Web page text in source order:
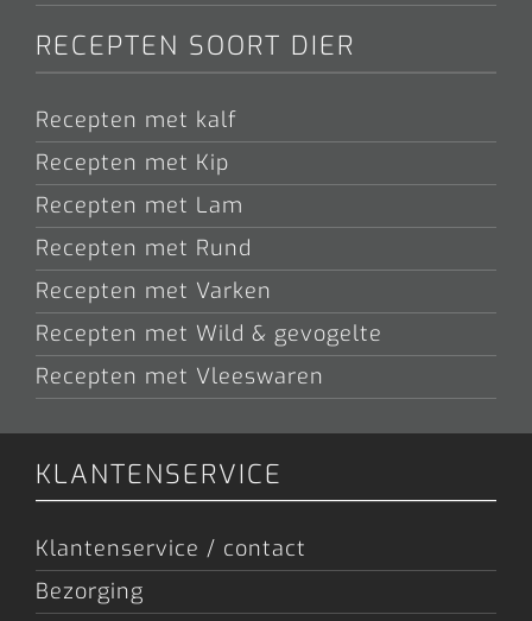
RECEPTEN SOORT DIER
Recepten met kalf
Recepten met Kip
Recepten met Lam
Recepten met Rund
Recepten met Varken
Recepten met Wild & gevogelte
Recepten met Vleeswaren
KLANTENSERVICE
Klantenservice / contact
Bezorging